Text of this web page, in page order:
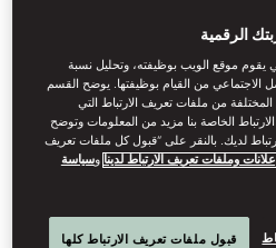
بإطلالة
الرقمية
يقوم موقع الويب بوظيفته، وتحليل نسبة
الاجتماعي من القيام بوظيفتها. يوضح القسم
المختلفة من ملفات تعريف الارتباط التي
الخاصة بنا مزيد من المعلومات وتوضح
لديك. بالنقر على “قبول كل ملفات تعريف
وملفات تعريف الارتباط لدينا وسياسة
قبول ملفات تعريف الارتباط كلها